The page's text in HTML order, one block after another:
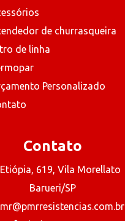
de churrasqueira
de linha
Personalizado
Contato
619, Vila Morellato
Barueri/SP